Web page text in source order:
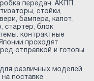
передач, АКПП,
стойки,
бампера, капот,
стартер, блок
контрактные
проходят
отправкой и готовы
различных моделей
поставке